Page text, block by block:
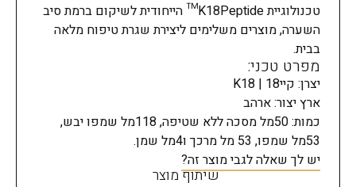
טכנולוגיית K18Peptide™ הייחודית לשיקום ברמת סיב
השערה, מוצרים משלימים ליצירת שגרת טיפוח מלאה
בבית.
מפרט טכני:
יצרן: קיי18 | K18
ארץ יצור: ארהב
כמות: 50מל מסכה ללא שטיפה, 118מל שמפו יבש,
53מל שמפו, 53 מל מרכך ו4מל שמן.
יש לך שאלה לגבי מוצר זה?
שיתוף מוצר